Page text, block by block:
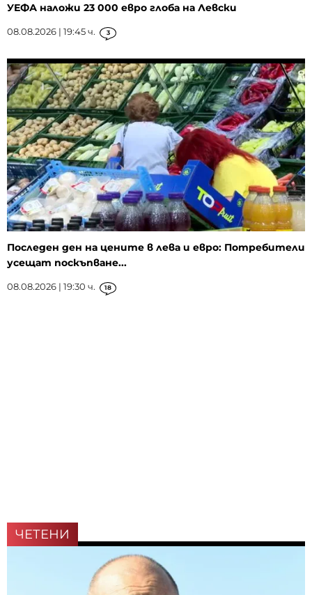
УЕФА наложи 23 000 евро глоба на Левски
08.08.2026 | 19:45 ч. 3
Последен ден на цените в лева и евро: Потребители
усещат поскъпване...
08.08.2026 | 19:30 ч. 18
ЧЕТЕНИ